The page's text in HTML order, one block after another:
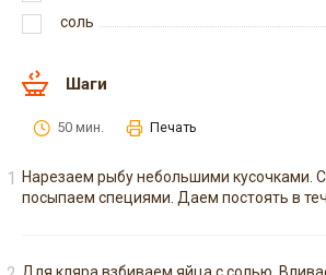
соль
Шаги
50 мин. Печать
Нарезаем рыбу небольшими кусочками.
посыпаем специями. Даем постоять в